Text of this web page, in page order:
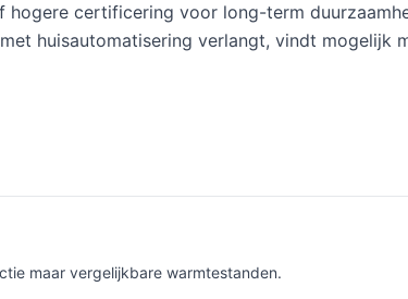
certificering voor long-term
huisautomatisering verlangt, vindt mogelijk
maar vergelijkbare warmtestanden.